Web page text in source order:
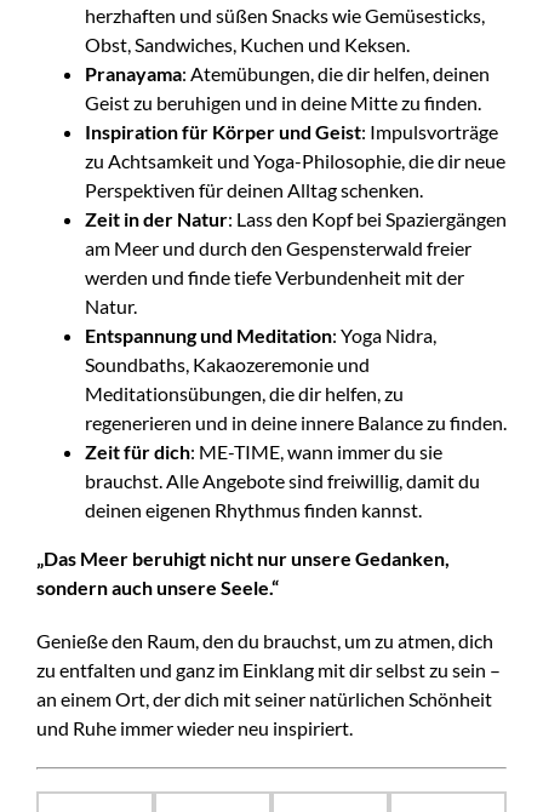
herzhaften und süßen Snacks wie Gemüsesticks,
Obst, Sandwiches, Kuchen und Keksen.
Pranayama: Atemübungen, die dir helfen, deinen
Geist zu beruhigen und in deine Mitte zu finden.
Inspiration für Körper und Geist: Impulsvorträge
zu Achtsamkeit und Yoga-Philosophie, die dir neue
Perspektiven für deinen Alltag schenken.
Zeit in der Natur: Lass den Kopf bei Spaziergängen
am Meer und durch den Gespensterwald freier
werden und finde tiefe Verbundenheit mit der
Natur.
Entspannung und Meditation: Yoga Nidra,
Soundbaths, Kakaozeremonie und
Meditationsübungen, die dir helfen, zu
regenerieren und in deine innere Balance zu finden.
Zeit für dich: ME-TIME, wann immer du sie
brauchst. Alle Angebote sind freiwillig, damit du
deinen eigenen Rhythmus finden kannst.
„Das Meer beruhigt nicht nur unsere Gedanken,
sondern auch unsere Seele.“
Genieße den Raum, den du brauchst, um zu atmen, dich
zu entfalten und ganz im Einklang mit dir selbst zu sein –
an einem Ort, der dich mit seiner natürlichen Schönheit
und Ruhe immer wieder neu inspiriert.